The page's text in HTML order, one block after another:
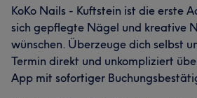
KoKo Nails - Kuftstein ist die erste
sich gepflegte Nägel und kreative
wünschen. Überzeuge dich selbst
Termin direkt und unkompliziert
App mit sofortiger